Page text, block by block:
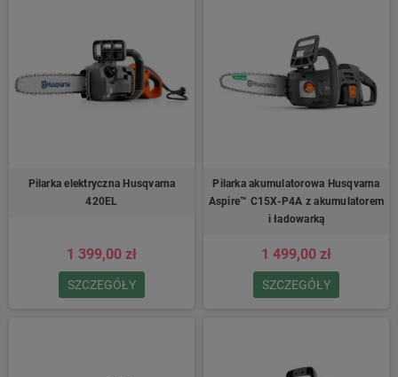
Pilarka elektryczna Husqvarna
420EL
1 399,00 zł
SZCZEGÓŁY
Pilarka akumulatorowa Husqvarna
Aspire™ C15X-P4A z akumulatorem
i ładowarką
1 499,00 zł
SZCZEGÓŁY